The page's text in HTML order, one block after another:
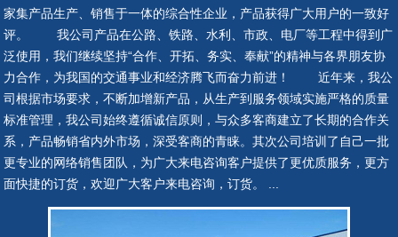
网架钢铰支座 网架钢铰支座
网架钢铰支座 网架钢铰支座
家集产品生产、销售于一体的综合性企业，产品获得广大用户的一致好
评。 我公司产品在公路、铁路、水利、市政、电厂等工程中得到广
泛使用，我们继续坚持“合作、开拓、务实、奉献”的精神与各界朋友协
力合作，为我国的交通事业和经济腾飞而奋力前进！ 近年来，我公
司根据市场要求，不断加增新产品，从生产到服务领域实施严格的质量
标准管理，我公司始终遵循诚信原则，与众多客商建立了长期的合作关
系，产品畅销省内外市场，深受客商的青睐。其次公司培训了自己一批
更专业的网络销售团队，为广大来电咨询客户提供了更优质服务，更方
面快捷的订货，欢迎广大客户来电咨询，订货。 ...